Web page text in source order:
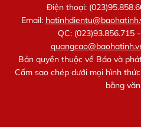
Điện thoại:
Email:
QC: (023)93.856.715
Bản quyền thuộc về Báo và
Cấm sao chép dưới mọi hình
bằng